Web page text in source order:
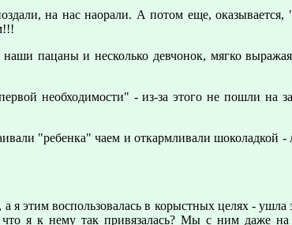
на нас наорали. А потом еще,
пацаны и несколько девчонок, мягко
необходимости" - из-за этого не пошли на
"ребенка" чаем и откармливали шоколадкой
я этим воспользовалась в корыстных целях -
я к нему так привязалась? Мы с ним даже на